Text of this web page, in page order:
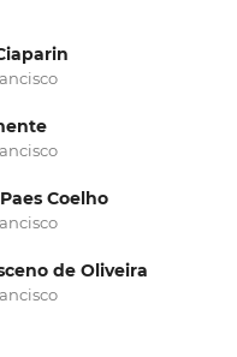
Coelho
de Oliveira